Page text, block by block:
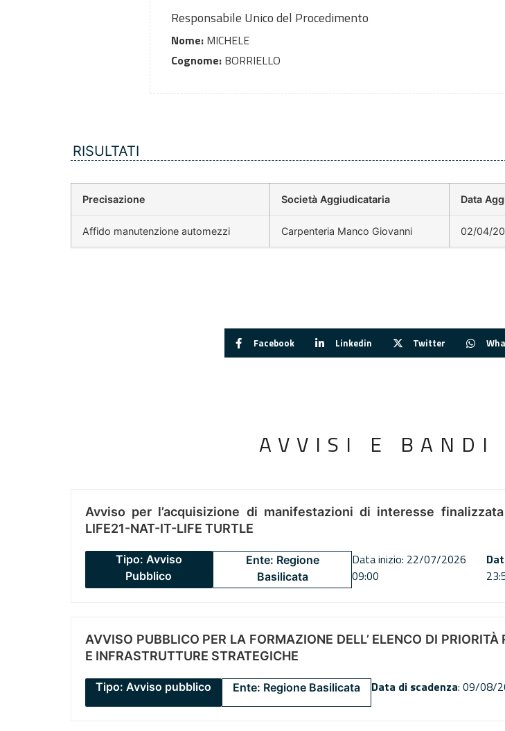
Responsabile Unico del Procedimento
Nome: MICHELE
Cognome: BORRIELLO
RISULTATI
Precisazione Società Aggiudicataria Data
Affido manutenzione automezzi Carpenteria Manco Giovanni 02/04/
Facebook Linkedin Twitter
AVVISI E BANDI
Avviso per l’acquisizione di manifestazioni di interesse
LIFE21-NAT-IT-LIFE TURTLE
Tipo: Avviso
Pubblico
Ente: Regione
Basilicata
Data inizio: 22/07/2026
09:00
AVVISO PUBBLICO PER LA FORMAZIONE DELL’ ELENCO DI
E INFRASTRUTTURE STRATEGICHE
Tipo: Avviso pubblico Ente: Regione Basilicata Data di scadenza: 09/08/